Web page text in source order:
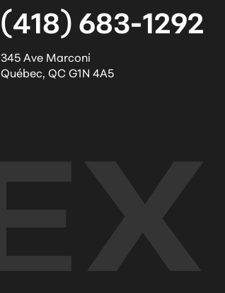
(418) 683-1292
345 Ave Marconi
Québec, QCG1N 4A5